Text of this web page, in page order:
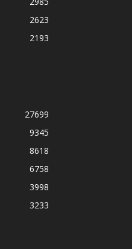
2623
2193
27699
9345
8618
6758
3998
3233